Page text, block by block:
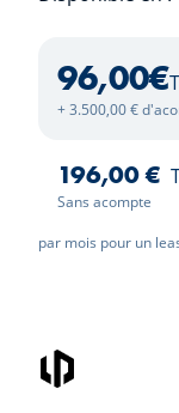
96,00€
+ 3.500,00 €
196,00 €
Sans acompte
par mois pour un